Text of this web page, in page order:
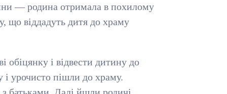
— родина отримала в похилому
що віддадуть дитя до храму
обіцянку і відвести дитину до
урочисто пішли до храму.